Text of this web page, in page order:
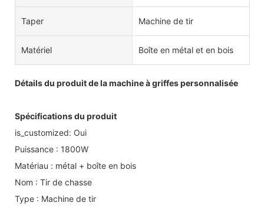
Taper Machine de tir
Matériel Boîte en métal et en bois
Détails du produit de la machine à griffes personnalisée
Spécifications du produit
is_customized: Oui
Puissance : 1800W
Matériau : métal + boîte en bois
Nom : Tir de chasse
Type : Machine de tir